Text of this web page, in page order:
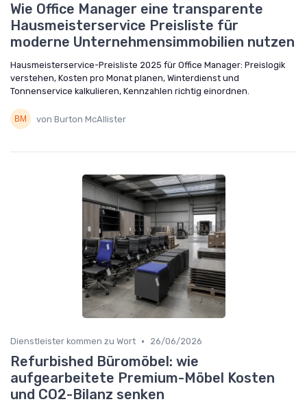
Wie Office Manager eine transparente
Hausmeisterservice Preisliste für
moderne Unternehmensimmobilien nutzen
Hausmeisterservice-Preisliste 2025 für Office Manager: Preislogik
verstehen, Kosten pro Monat planen, Winterdienst und
Tonnenservice kalkulieren, Kennzahlen richtig einordnen.
von Burton McAllister
Dienstleister kommen zu Wort • 26/06/2026
Refurbished Büromöbel: wie
aufgearbeitete Premium-Möbel Kosten
und CO2-Bilanz senken